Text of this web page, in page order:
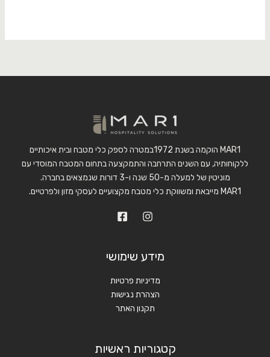
MAR1 הוקמה בשנת 1972במטרה לספק כלי מטבח ובית איכותיים
ללקוחותיה, עם השנים התרחבה והתמקצעה בתחום המטבח המוסדי עם
מוניטין של למעלה מ-50 שנה ו-3 דורות שנמצאים בחברה.
MAR1 מייבאת ומשווקת כלי מטבח מקצועיים לעסקי מזון ולפרטיים.
מידע שימושי
מדיניות פרטיות
הצהרת נגישות
תקנון האתר
קטגוריות ראשיות